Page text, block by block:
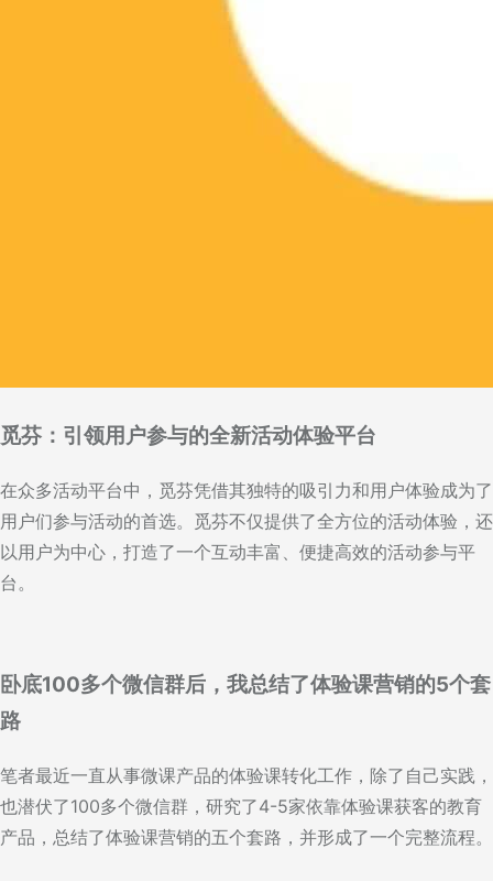
觅芬：引领用户参与的全新活动体验平台
在众多活动平台中，觅芬凭借其独特的吸引力和用户体验成为了
用户们参与活动的首选。觅芬不仅提供了全方位的活动体验，还
以用户为中心，打造了一个互动丰富、便捷高效的活动参与平
台。
卧底100多个微信群后，我总结了体验课营销的5个套
路
笔者最近一直从事微课产品的体验课转化工作，除了自己实践，
也潜伏了100多个微信群，研究了4-5家依靠体验课获客的教育
产品，总结了体验课营销的五个套路，并形成了一个完整流程。